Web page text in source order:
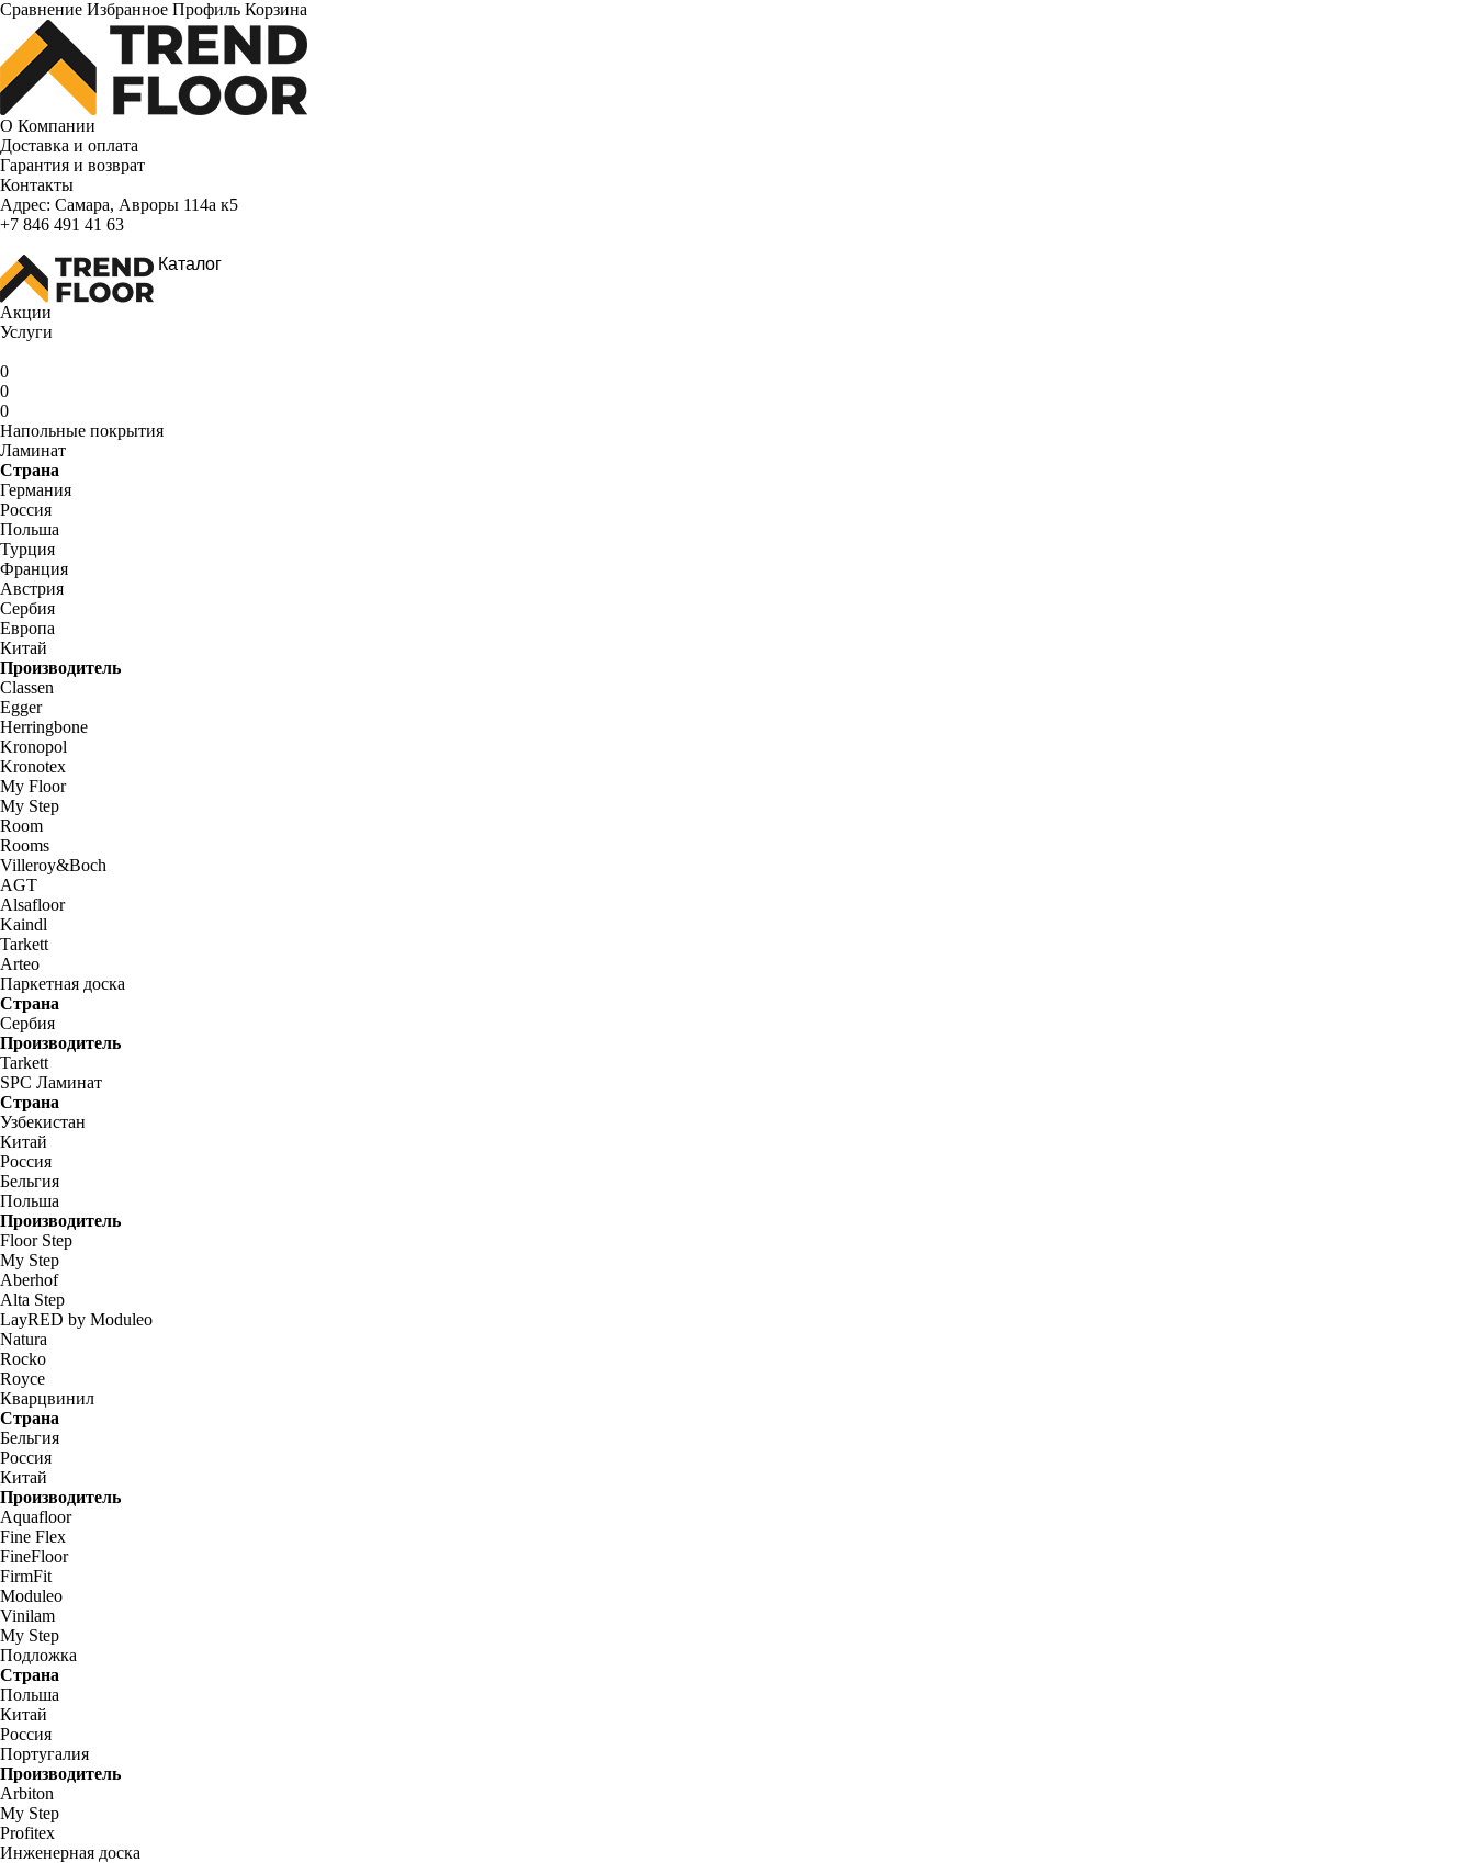
Сравнение Избранное Профиль Корзина
О Компании
Доставка и оплата
Гарантия и возврат
Контакты
Адрес: Самара, Авроры 114а к5
+7 846 491 41 63
Каталог
Акции
Услуги
0
0
0
Напольные покрытия
Ламинат
Страна
Германия
Россия
Польша
Турция
Франция
Австрия
Сербия
Европа
Китай
Производитель
Classen
Egger
Herringbone
Kronopol
Kronotex
My Floor
My Step
Room
Rooms
Villeroy&Boch
AGT
Alsafloor
Kaindl
Tarkett
Arteo
Паркетная доска
Страна
Сербия
Производитель
Tarkett
SPC Ламинат
Страна
Узбекистан
Китай
Россия
Бельгия
Польша
Производитель
Floor Step
My Step
Aberhof
Alta Step
LayRED by Moduleo
Natura
Rocko
Royce
Кварцвинил
Страна
Бельгия
Россия
Китай
Производитель
Aquafloor
Fine Flex
FineFloor
FirmFit
Moduleo
Vinilam
My Step
Подложка
Страна
Польша
Китай
Россия
Португалия
Производитель
Arbiton
My Step
Profitex
Инженерная доска